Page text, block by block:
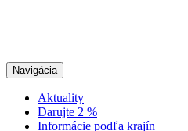
Navigácia
Aktuality
Darujte 2 %
Informácie podľa krajín